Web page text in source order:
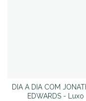
DIA A DIA COM
EDWARDS - Luxo